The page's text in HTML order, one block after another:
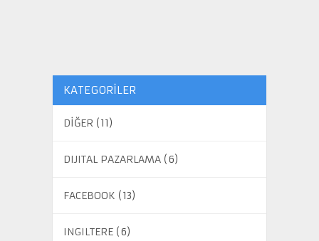
KATEGORILER
DİĞER (11)
DIJITAL PAZARLAMA(6)
FACEBOOK (13)
INGILTERE(6)